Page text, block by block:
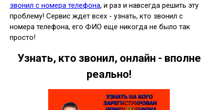
звонил с номера телефона, и раз и навсегда решить эту
проблему! Сервис ждет всех - узнать, кто звонил с
номера телефона, его ФИО еще никогда не было так
просто!
Узнать, кто звонил, онлайн - вполне
реально!